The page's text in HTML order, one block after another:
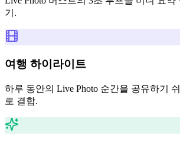
기.
여행 하이라이트
하루 동안의 Live Photo 순간을 공유하기
로 결합.